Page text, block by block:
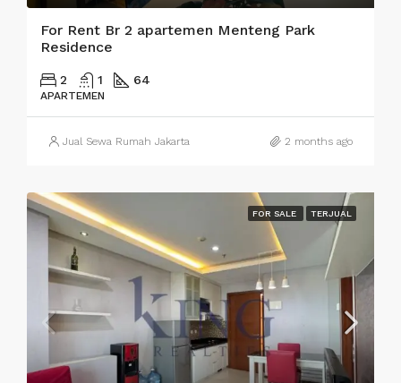
For Rent Br 2 apartemen Menteng Park
Residence
2 1 64
APARTEMEN
Jual Sewa Rumah Jakarta 2 months ago
FOR SALE TERJUAL